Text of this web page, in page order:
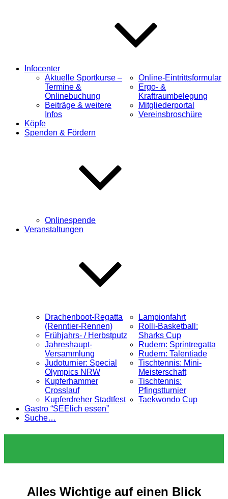
Infocenter
Aktuelle Sportkurse –
Termine &
Onlinebuchung
Beiträge & weitere
Infos
Online-Eintrittsformular
Ergo- &
Kraftraumbelegung
Mitgliederportal
Vereinsbroschüre
Köpfe
Spenden & Fördern
Onlinespende
Veranstaltungen
Drachenboot-Regatta
(Renntier-Rennen)
Frühjahrs- / Herbstputz
Jahreshaupt-
Versammlung
Judoturnier: Special
Olympics NRW
Kupferhammer
Crosslauf
Kupferdreher Stadtfest
Lampionfahrt
Rolli-Basketball:
Sharks Cup
Rudern: Sprintregatta
Rudern: Talentiade
Tischtennis: Mini-
Meisterschaft
Tischtennis:
Pfingstturnier
Taekwondo Cup
Gastro “SEElich essen”
Suche…
Alles Wichtige auf einen Blick